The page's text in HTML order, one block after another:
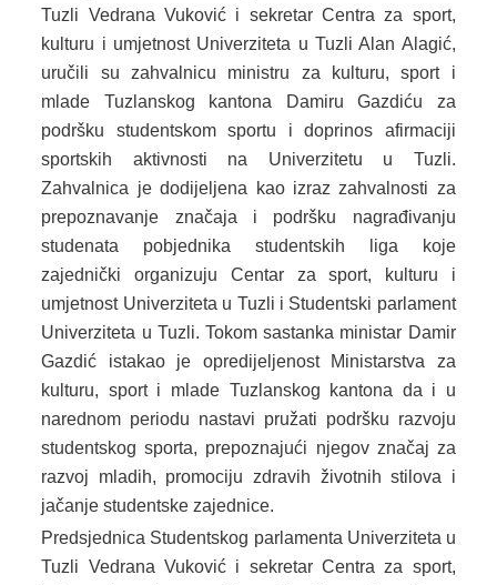
Tuzli Vedrana Vuković i sekretar Centra za sport,
kulturu i umjetnost Univerziteta u Tuzli Alan Alagić,
uručili su zahvalnicu ministru za kulturu, sport i
mlade Tuzlanskog kantona Damiru Gazdiću za
podršku studentskom sportu i doprinos afirmaciji
sportskih aktivnosti na Univerzitetu u Tuzli.
Zahvalnica je dodijeljena kao izraz zahvalnosti za
prepoznavanje značaja i podršku nagrađivanju
studenata pobjednika studentskih liga koje
zajednički organizuju Centar za sport, kulturu i
umjetnost Univerziteta u Tuzli i Studentski parlament
Univerziteta u Tuzli. Tokom sastanka ministar Damir
Gazdić istakao je opredijeljenost Ministarstva za
kulturu, sport i mlade Tuzlanskog kantona da i u
narednom periodu nastavi pružati podršku razvoju
studentskog sporta, prepoznajući njegov značaj za
razvoj mladih, promociju zdravih životnih stilova i
jačanje studentske zajednice.
Predsjednica Studentskog parlamenta Univerziteta u
Tuzli Vedrana Vuković i sekretar Centra za sport,
MLADI
INFORMACIJE
VIJEĆA MLADIH NA PODRUČJU TK
OMLADINSKE ORGANIZACIJE
OSTALO
DOKUMENTI
ZAKONI I PODZAKONSKI AKTI
OBRASCI
JAVNE NABAVKE
OSTALO
ZAŠTITA LIČNIH PODATKAKA